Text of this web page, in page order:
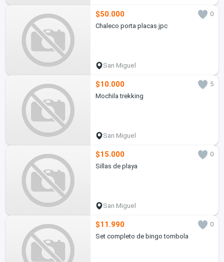
$50.000
0
Chaleco porta placas jpc
San Miguel
$10.000
5
Mochila trekking
San Miguel
$15.000
0
Sillas de playa
San Miguel
$11.990
0
Set completo de bingo tombola